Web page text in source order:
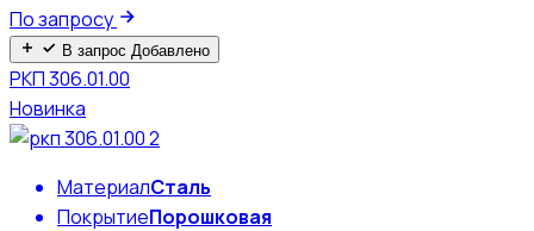
По запросу
В запрос Добавлено
РКП 306.01.00
Новинка
МатериалСталь
ПокрытиеПорошковая